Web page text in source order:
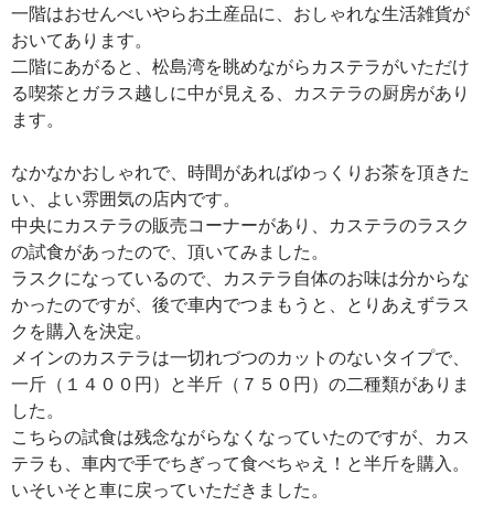
一階はおせんべいやらお土産品に、おしゃれな生活雑貨が
おいてあります。
二階にあがると、松島湾を眺めながらカステラがいただけ
る喫茶とガラス越しに中が見える、カステラの厨房があり
ます。
なかなかおしゃれで、時間があればゆっくりお茶を頂きた
い、よい雰囲気の店内です。
中央にカステラの販売コーナーがあり、カステラのラスク
の試食があったので、頂いてみました。
ラスクになっているので、カステラ自体のお味は分からな
かったのですが、後で車内でつまもうと、とりあえずラス
クを購入を決定。
メインのカステラは一切れづつのカットのないタイプで、
一斤（１４００円）と半斤（７５０円）の二種類がありま
した。
こちらの試食は残念ながらなくなっていたのですが、カス
テラも、車内で手でちぎって食べちゃえ！と半斤を購入。
いそいそと車に戻っていただきました。